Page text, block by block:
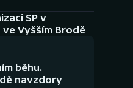
SP v
Vyšším Brodě
běhu.
navzdory